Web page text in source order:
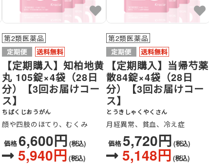
【定期購入】知柏地黄
丸 105錠×4袋（28日
分）【3回お届けコー
ス】
ちばくじおうがん
第2類医薬品
顔や四肢のほてり、むくみ
価格 6,600円 (税込)
5,940円 (税込)
【定期購入】当帰芍薬
散84錠×4袋（28日
分）【3回お届けコー
ス】
とうきしゃくやくさん
第2類医薬品
月経異常、貧血、冷え症
価格 5,720円 (税込)
5,148円 (税込)